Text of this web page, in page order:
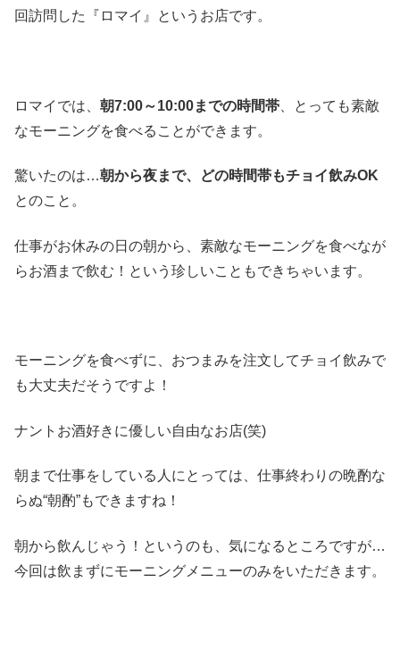
回訪問した『ロマイ』というお店です。
ロマイでは、 朝7:00～10:00までの時間帯 、とっても素敵
なモーニングを食べることができます。
驚いたのは…朝から夜まで、どの時間帯もチョイ飲みOK
とのこと。
仕事がお休みの日の朝から、素敵なモーニングを食べなが
らお酒まで飲む！という珍しいこともできちゃいます。
モーニングを食べずに、おつまみを注文してチョイ飲みで
も大丈夫だそうですよ！
ナントお酒好きに優しい自由なお店(笑)
朝まで仕事をしている人にとっては、仕事終わりの晩酌な
らぬ“朝酌”もできますね！
朝から飲んじゃう！というのも、気になるところですが…
今回は飲まずにモーニングメニューのみをいただきます。